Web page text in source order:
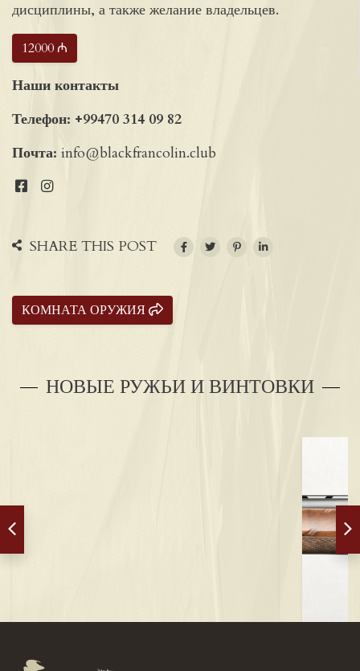
дисциплины, а также желание владельцев.
12000 ₼
Наши контакты
Телефон: +99470 314 09 82
Почта: info@blackfrancolin.club
SHARE THIS POST
КОМНАТА ОРУЖИЯ
НОВЫЕ РУЖЬИ И ВИНТОВКИ